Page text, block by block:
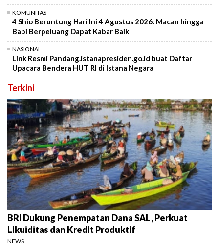
KOMUNITAS
4 Shio Beruntung Hari Ini 4 Agustus 2026: Macan hingga
Babi Berpeluang Dapat Kabar Baik
NASIONAL
Link Resmi Pandang.istanapresiden.go.id buat Daftar
Upacara Bendera HUT RI di Istana Negara
Terkini
BRI Dukung Penempatan Dana SAL, Perkuat
Likuiditas dan Kredit Produktif
NEWS